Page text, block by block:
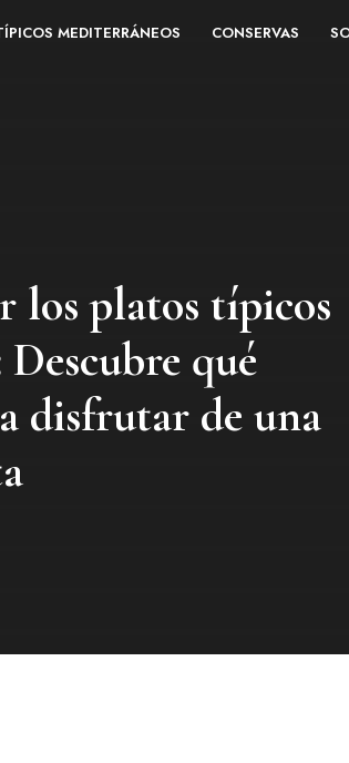
MEDITERRÁNEOS CONSERVAS
los platos típicos
qué
disfrutar de una